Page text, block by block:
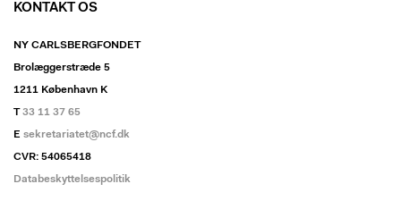
KONTAKT OS
NY CARLSBERGFONDET
Brolæggerstræde 5
1211 København K
T33 11 37 65
E sekretariatet@ncf.dk
CVR: 54065418
Databeskyttelsespolitik